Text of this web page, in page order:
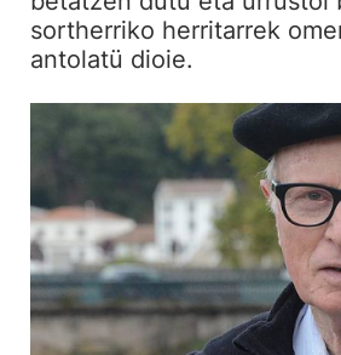
sortherriko herritarrek
antolatü dioie.